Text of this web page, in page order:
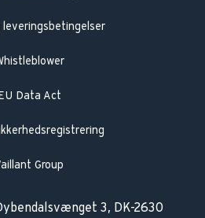
leveringsbetingelser
Data Act
Group
3, DK-2630